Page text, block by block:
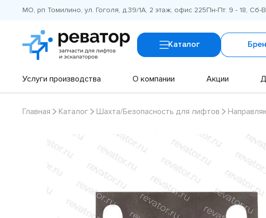
МО, рп Томилино, ул. Гоголя, д.39/1А, 2 этаж, офис 225Пн-Пт: 9 - 18, Сб-
Каталог
Услуги производства О компании Акции
Главная Каталог Шахта/Безопасность для лифтов